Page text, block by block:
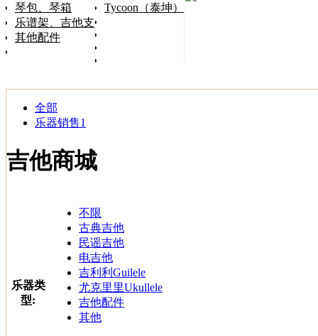
琴包、琴箱
乐谱架、吉他支架
其他配件
Tycoon（泰坤）
全部
乐器销售1
吉他商城
乐器类
型:
不限
古典吉他
民谣吉他
电吉他
吉利利Guilele
尤克里里Ukullele
吉他配件
其他